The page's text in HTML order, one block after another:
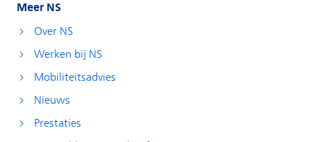
Meer NS
Over NS
Werken bij NS
Mobiliteitsadvies
Nieuws
Prestaties